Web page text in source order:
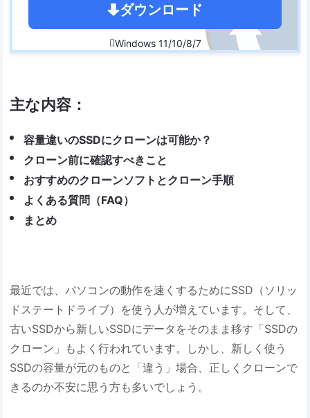
ダウンロード
Windows 11/10/8/7
主な内容：
容量違いのSSDにクローンは可能か？
クローン前に確認すべきこと
おすすめのクローンソフトとクローン手順
よくある質問（FAQ）
まとめ
最近では、パソコンの動作を速くするためにSSD（ソリッ
ドステートドライブ）を使う人が増えています。そして、
古いSSDから新しいSSDにデータをそのまま移す「SSDの
クローン」もよく行われています。しかし、新しく使う
SSDの容量が元のものと「違う」場合、正しくクローンで
きるのか不安に思う方も多いでしょう。